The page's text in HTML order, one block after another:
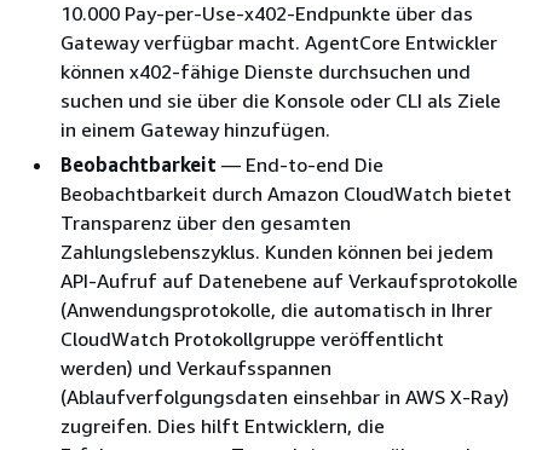
10.000 Pay-per-Use-x402-Endpunkte über das
Gateway verfügbar macht. AgentCore Entwickler
können x402-fähige Dienste durchsuchen und
suchen und sie über die Konsole oder CLI als Ziele
in einem Gateway hinzufügen.
Beobachtbarkeit — End-to-end Die
Beobachtbarkeit durch Amazon CloudWatch bietet
Transparenz über den gesamten
Zahlungslebenszyklus. Kunden können bei jedem
API-Aufruf auf Datenebene auf Verkaufsprotokolle
(Anwendungsprotokolle, die automatisch in Ihrer
CloudWatch Protokollgruppe veröffentlicht
werden) und Verkaufsspannen
(Ablaufverfolgungsdaten einsehbar in AWS X-Ray)
zugreifen. Dies hilft Entwicklern, die